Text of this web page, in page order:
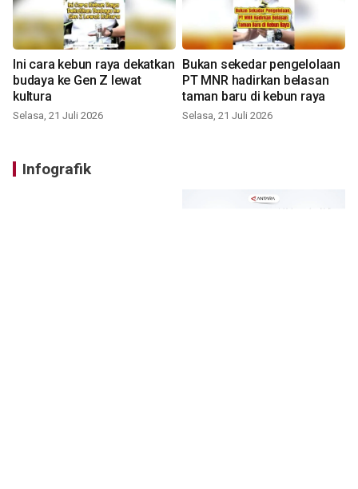
Ini cara kebun raya dekatkan
budaya ke Gen Z lewat
kultura
Selasa, 21 Juli 2026
Bukan sekedar pengelolaan
PT MNR hadirkan belasan
taman baru di kebun raya
Selasa, 21 Juli 2026
Infografik